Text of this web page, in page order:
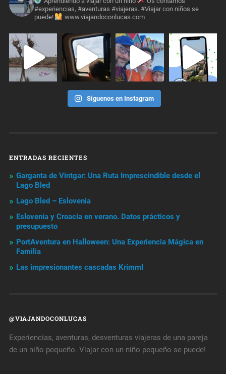
#experiencias, #aventuras #viajeras. #Viajar con niños se
puede!
www.viajandoconlucas.com
Síguenos en Instagram
ENTRADAS RECIENTES
Garganta de Vintgar: Una Ruta Imprescindible desde el
Lago Bled
Lago Bled – Eslovenia
Eslovenia y Croacia en verano. Datos prácticos y
presupuesto
PortAventura en Halloween: Una Experiencia Mágica en
Familia
Las impresionantes cascadas Krimml
@VIAJANDOCONLUCAS
Experiencias, aventuras, desventuras viajeras de una pareja
de un niño pequeño. Viajar con un niño pequeño se puede!